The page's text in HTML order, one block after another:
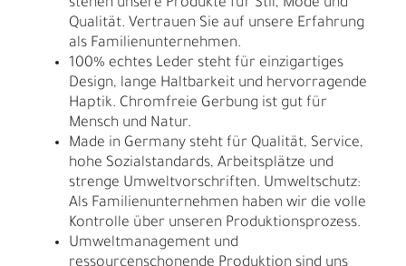
stehen unsere Produkte für Stil, Mode und
Qualität. Vertrauen Sie auf unsere Erfahrung
als Familienunternehmen.
100% echtes Leder steht für einzigartiges
Design, lange Haltbarkeit und hervorragende
Haptik. Chromfreie Gerbung ist gut für
Mensch und Natur.
Made in Germany steht für Qualität, Service,
hohe Sozialstandards, Arbeitsplätze und
strenge Umweltvorschriften. Umweltschutz:
Als Familienunternehmen haben wir die volle
Kontrolle über unseren Produktionsprozess.
Umweltmanagement und